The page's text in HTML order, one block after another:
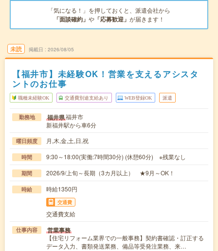
「気になる！」を押しておくと、派遣会社から
「面談確約」 や 「応募歓迎」 が届きます！
未読 掲載日 2026/08/05
【福井市】未経験OK！営業を支えるアシスタ
ントのお仕事
職種未経験OK 交通費別途支給あり WEB登録OK 派遣
勤務地 福井県福井市
新福井駅から車6分
曜日頻度 月,木,金,土,日,祝
時間 9:30～18:00(実働:7時間30分) (休憩60分) ※残業なし
期間 2026/9/上旬～長期（3カ月以上） ★9月～OK！
時給 時給1350円
交通費
交通費支給
仕事内容 営業事務
【住宅リフォーム業界での一般事務】契約書確認・訂正する
データ入力、書類発送業務、備品等受発注業務、来…